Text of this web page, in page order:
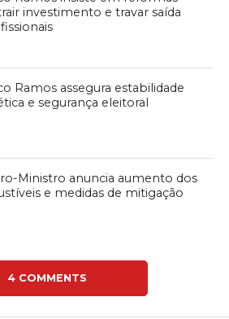
investimento e travar saída
Ramos assegura estabilidade
e segurança eleitoral
Ministro anuncia aumento dos
e medidas de mitigação
4 COMMENTS